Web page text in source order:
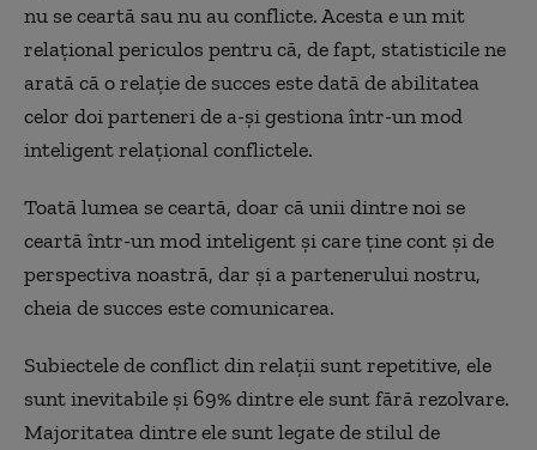
nu se ceartă sau nu au conflicte. Acesta e un mit
relațional periculos pentru că, de fapt, statisticile ne
arată că o relație de succes este dată de abilitatea
celor doi parteneri de a-și gestiona într-un mod
inteligent relațional conflictele.
Toată lumea se ceartă, doar că unii dintre noi se
ceartă într-un mod inteligent și care ține cont și de
perspectiva noastră, dar și a partenerului nostru,
cheia de succes este comunicarea.
Subiectele de conflict din relații sunt repetitive, ele
sunt inevitabile și 69% dintre ele sunt fără rezolvare.
Majoritatea dintre ele sunt legate de stilul de